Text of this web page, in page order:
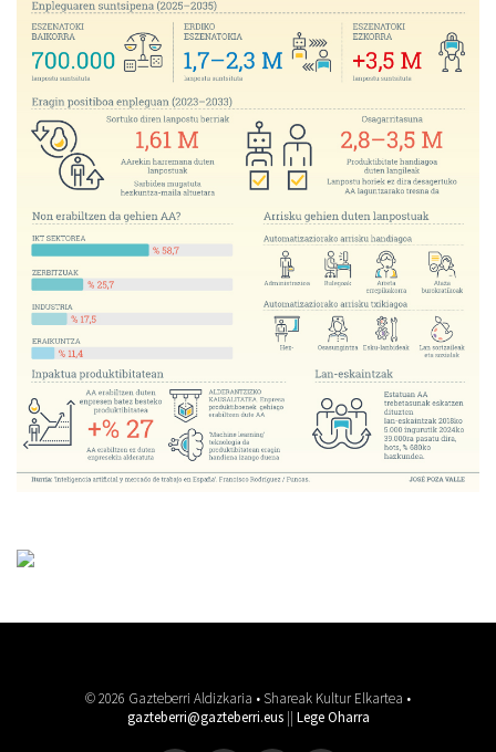
© 2026 Gazteberri Aldizkaria • Shareak Kultur Elkartea •
gazteberri@gazteberri.eus|| Lege Oharra